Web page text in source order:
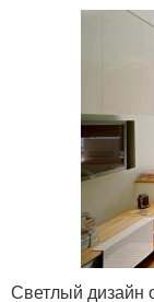
Светлый дизайн